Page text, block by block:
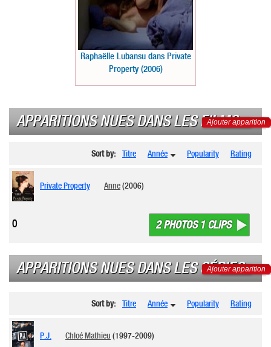
Raphaëlle Lubansu dans Private
Property (2006)
APPARITIONS NUES DANS LES FILMS
Ajouter apparition
Sort by: Titre Année Popularity Rating
Private Property Anne(2006)
2 PHOTOS 1 CLIPS
0
APPARITIONS NUES DANS LES SÉRIES
Ajouter apparition
Sort by: Titre Année Popularity Rating
P.J. Chloé Mathieu (1997-2009)